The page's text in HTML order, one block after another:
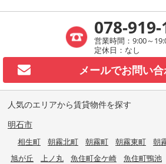
078-
営業時間：9:00～
定休日：なし
メールでお問い
人気のエリアから賃貸物件を探す
明石市
相生町 朝霧北町 朝霧町 朝霧東町 朝
旭が丘
上ノ丸 魚住町金ケ崎 魚住町鴨池